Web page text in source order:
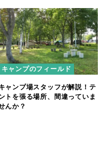
キャンプのフィールド
ャンプ場スタッフが解説！テ
トを張る場所、間違っていま
んか？